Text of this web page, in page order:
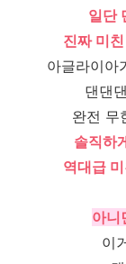
일단
진짜 미
아글라이아
댄댄
완전 무
솔직하
역대급
아니
이